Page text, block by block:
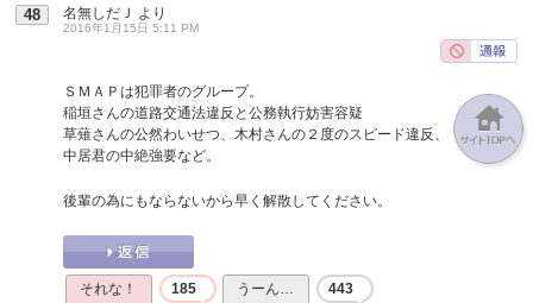
48 名無しだＪ より
2016年1月15日 5:11 PM
ＳＭＡＰは犯罪者のグループ。
稲垣さんの道路交通法違反と公務執行妨害容疑
草薙さんの公然わいせつ、木村さんの２度のスピード違反、
中居君の中絶強要など。
後輩の為にもならないから早く解散してください。
それな！ 185 うーん… 443